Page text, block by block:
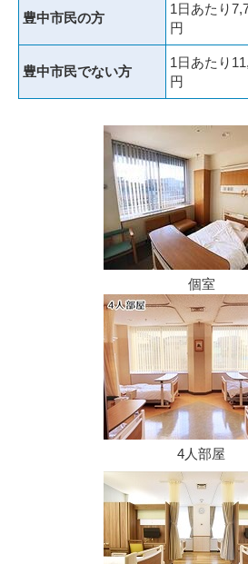
豊中市民の方
1日あたり
円
豊中市民でない方
1日あたり
円
個室
4人部屋